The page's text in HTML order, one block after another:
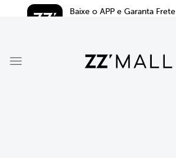
Baixe o APP e Garanta Frete